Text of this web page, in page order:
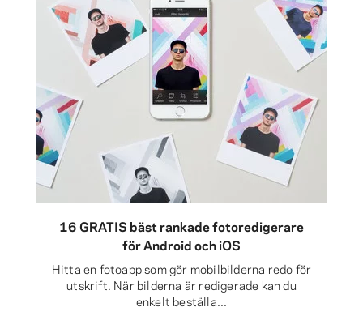
16 GRATIS bäst rankade fotoredigerare
för Android och iOS
Hitta en fotoapp som gör mobilbilderna redo för
utskrift. När bilderna är redigerade kan du
enkelt beställa...